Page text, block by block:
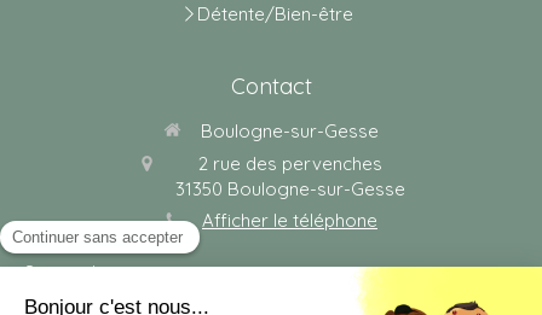
Détente/Bien-être
Contact
Boulogne-sur-Gesse
2 rue des pervenches
31350 Boulogne-sur-Gesse
Afficher le téléphone
Sur rendez-vous.